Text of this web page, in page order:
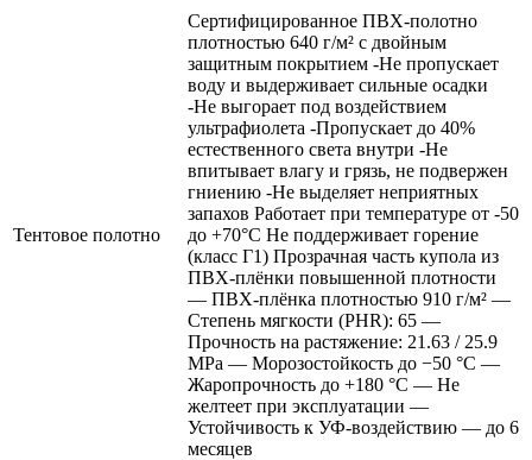
Тентовое полотно
Сертифицированное ПВХ-полотно
плотностью 640 г/м² с двойным
защитным покрытием -Не пропускает
воду и выдерживает сильные осадки
-Не выгорает под воздействием
ультрафиолета -Пропускает до 40%
естественного света внутри -Не
впитывает влагу и грязь, не подвержен
гниению -Не выделяет неприятных
запахов Работает при температуре от -50
до +70°C Не поддерживает горение
(класс Г1) Прозрачная часть купола из
ПВХ-плёнки повышенной плотности
— ПВХ-плёнка плотностью 910 г/м² —
Степень мягкости (PHR): 65 —
Прочность на растяжение: 21.63 / 25.9
MPa — Морозостойкость до −50 °C —
Жаропрочность до +180 °C — Не
желтеет при эксплуатации —
Устойчивость к УФ-воздействию — до 6
месяцев